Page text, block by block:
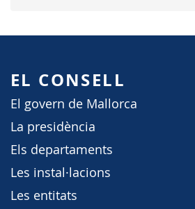
EL CONSELL
El govern de Mallorca
La presidència
Els departaments
Les instal·lacions
Les entitats